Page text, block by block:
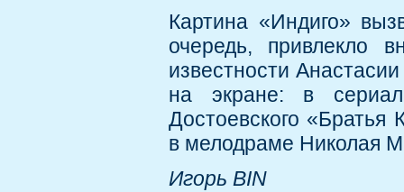
Картина «Индиго»
очередь, привлекло
известности
на экране: в
Достоевского
в мелодраме Николая
Игорь BIN